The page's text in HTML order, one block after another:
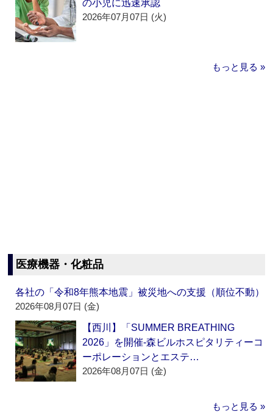
の小児に迅速承認
2026年07月07日 (火)
もっと見る »
医療機器・化粧品
各社の「令和8年熊本地震」被災地への支援（順位不動）
2026年08月07日 (金)
【西川】「SUMMER BREATHING
2026」を開催‐森ビルホスピタリティーコ
ーポレーションとエステ…
2026年08月07日 (金)
もっと見る »